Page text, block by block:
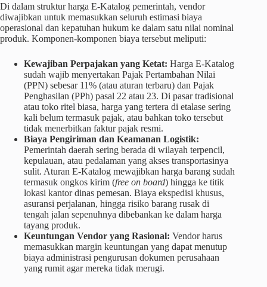
Di dalam struktur harga E-Katalog pemerintah, vendor
diwajibkan untuk memasukkan seluruh estimasi biaya
operasional dan kepatuhan hukum ke dalam satu nilai nominal
produk. Komponen-komponen biaya tersebut meliputi:
Kewajiban Perpajakan yang Ketat: Harga E-Katalog
sudah wajib menyertakan Pajak Pertambahan Nilai
(PPN) sebesar 11% (atau aturan terbaru) dan Pajak
Penghasilan (PPh) pasal 22 atau 23. Di pasar tradisional
atau toko ritel biasa, harga yang tertera di etalase sering
kali belum termasuk pajak, atau bahkan toko tersebut
tidak menerbitkan faktur pajak resmi.
Biaya Pengiriman dan Keamanan Logistik:
Pemerintah daerah sering berada di wilayah terpencil,
kepulauan, atau pedalaman yang akses transportasinya
sulit. Aturan E-Katalog mewajibkan harga barang sudah
termasuk ongkos kirim (free on board) hingga ke titik
lokasi kantor dinas pemesan. Biaya ekspedisi khusus,
asuransi perjalanan, hingga risiko barang rusak di
tengah jalan sepenuhnya dibebankan ke dalam harga
tayang produk.
Keuntungan Vendor yang Rasional: Vendor harus
memasukkan margin keuntungan yang dapat menutup
biaya administrasi pengurusan dokumen perusahaan
yang rumit agar mereka tidak merugi.